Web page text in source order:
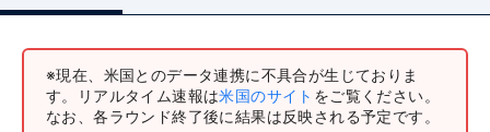
※現在、米国とのデータ連携に不具合が生じておりま
す。リアルタイム速報は米国のサイト をご覧ください。
なお、各ラウンド終了後に結果は反映される予定です。